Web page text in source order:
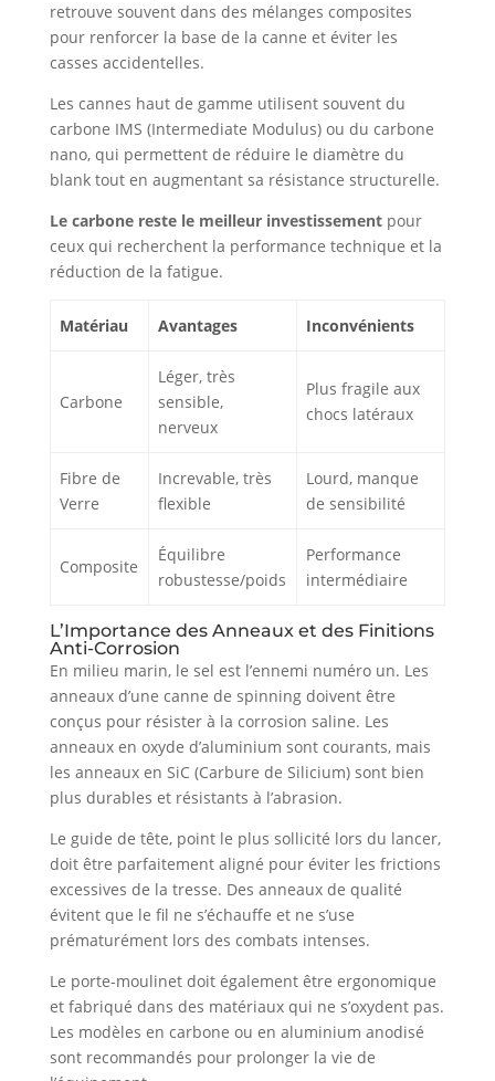
retrouve souvent dans des mélanges composites
pour renforcer la base de la canne et éviter les
casses accidentelles.
Les cannes haut de gamme utilisent souvent du
carbone IMS (Intermediate Modulus) ou du carbone
nano, qui permettent de réduire le diamètre du
blank tout en augmentant sa résistance structurelle.
Le carbone reste le meilleur investissementpour
ceux qui recherchent la performance technique et la
réduction de la fatigue.
Matériau Avantages Inconvénients
Carbone
Léger, très
sensible,
nerveux
Plus fragile aux
chocs latéraux
Fibre de
Verre
Increvable, très
flexible
Lourd, manque
de sensibilité
Composite
Équilibre
robustesse/poids
Performance
intermédiaire
L’Importance des Anneaux et des Finitions
Anti-Corrosion
En milieu marin, le sel est l’ennemi numéro un. Les
anneaux d’une canne de spinning doivent être
conçus pour résister à la corrosion saline. Les
anneaux en oxyde d’aluminium sont courants, mais
les anneaux en SiC (Carbure de Silicium) sont bien
plus durables et résistants à l’abrasion.
Le guide de tête, point le plus sollicité lors du lancer,
doit être parfaitement aligné pour éviter les frictions
excessives de la tresse. Des anneaux de qualité
évitent que le fil ne s’échauffe et ne s’use
prématurément lors des combats intenses.
Le porte-moulinet doit également être ergonomique
et fabriqué dans des matériaux qui ne s’oxydent pas.
Les modèles en carbone ou en aluminium anodisé
sont recommandés pour prolonger la vie de